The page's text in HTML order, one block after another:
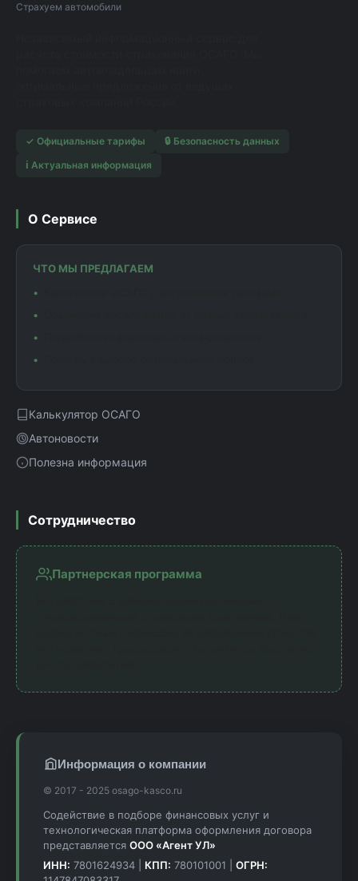
Страхуем автомобили
✓ Официальные тарифы
🔒 Безопасность данных
ℹ️ Актуальная информация
О Сервисе
ЧТО МЫ ПРЕДЛАГАЕМ
Калькулятор ОСАГО
Автоновости
Полезна информация
Сотрудничество
Партнерская программа
Информация о компании
© 2017 - 2025 osago-kasco.ru
Содействие в подборе финансовых услуг и
технологическая платформа оформления договора
представляется ООО «Агент УЛ»
ИНН: 7801624934 | КПП: 780101001 | ОГРН: